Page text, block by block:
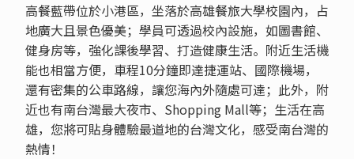
高餐藍帶位於小港區，坐落於高雄餐旅大學校園內，占
地廣大且景色優美；學員可透過校內設施，如圖書館、
健身房等，強化課後學習、打造健康生活。附近生活機
能也相當方便，車程10分鐘即達捷運站、國際機場，
還有密集的公車路線，讓您海內外隨處可達；此外，附
近也有南台灣最大夜市、Shopping Mall等；生活在高
雄，您將可貼身體驗最道地的台灣文化，感受南台灣的
熱情！